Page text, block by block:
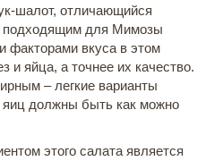
шалот, отличающийся
подходящим для Мимозы
вкуса в этом
и яйца, а точнее их качество.
– легкие варианты
яиц должны быть как можно
этого салата является